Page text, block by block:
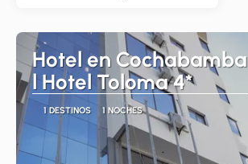
Hotel en Cochabamba
l Hotel Toloma 4*
1 DESTINOS 1 NOCHES